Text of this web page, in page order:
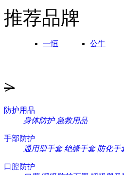
推荐品牌
一恒 公牛
>
防护用品
身体防护 急救用品
手部防护
通用型手套 绝缘手套 防化手
口腔防护